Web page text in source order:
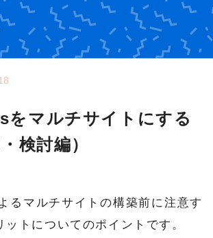
マルチサイトにする
検討編）
るマルチサイトの構築前に注意す
ットについてのポイントです。